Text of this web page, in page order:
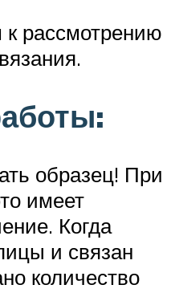
рассмотрению
образец! При
имеет
Когда
и связан
количество